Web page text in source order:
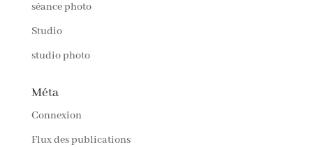
séance photo
Studio
studio photo
Méta
Connexion
Flux des publications